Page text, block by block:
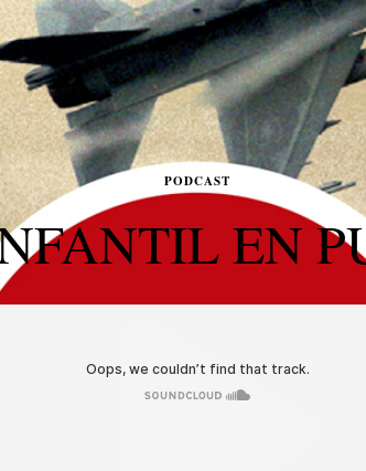
PODCAST
EN